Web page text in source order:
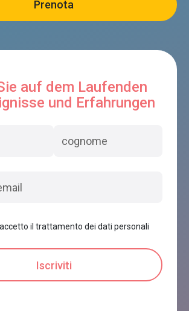
auf dem Laufenden
und Erfahrungen
il trattamento dei dati personali